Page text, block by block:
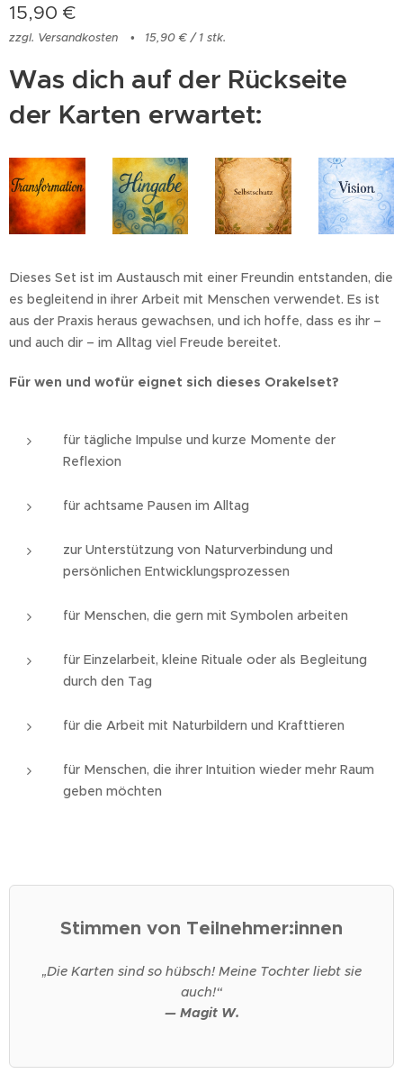
15,90 €
zzgl. Versandkosten 15,90 € / 1 stk.
Was dich auf der Rückseite
der Karten erwartet:
Dieses Set ist im Austausch mit einer Freundin entstanden, die
es begleitend in ihrer Arbeit mit Menschen verwendet. Es ist
aus der Praxis heraus gewachsen, und ich hoffe, dass es ihr –
und auch dir – im Alltag viel Freude bereitet.
Für wen und wofür eignet sich dieses Orakelset?
für tägliche Impulse und kurze Momente der
Reflexion
für achtsame Pausen im Alltag
zur Unterstützung von Naturverbindung und
persönlichen Entwicklungsprozessen
für Menschen, die gern mit Symbolen arbeiten
für Einzelarbeit, kleine Rituale oder als Begleitung
durch den Tag
für die Arbeit mit Naturbildern und Krafttieren
für Menschen, die ihrer Intuition wieder mehr Raum
geben möchten
Stimmen von Teilnehmer:innen
„Die Karten sind so hübsch! Meine Tochter liebt sie
auch!“
— Magit W.